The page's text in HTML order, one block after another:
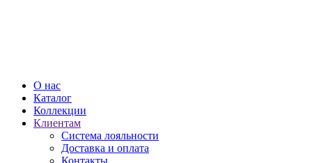
О нас
Каталог
Коллекции
Клиентам
Система лояльности
Доставка и оплата
Контакты